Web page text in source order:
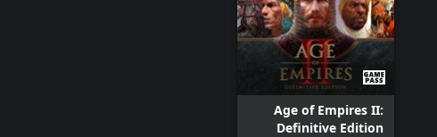
Age of Empires II: Definitive Edition - Lords of
the West
Age of Empires II: Definitive Edition - Dawn of
the Dukes
Age of Empires II: Definitive Edition –
Dynasties of India
Age of Empires II:
Definitive Edition